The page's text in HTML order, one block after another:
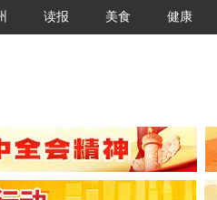
读报 美食 健康